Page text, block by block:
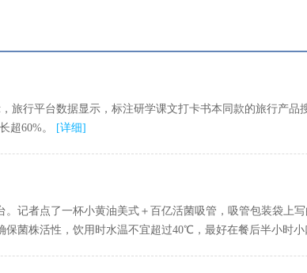
旅行平台数据显示，标注研学课文打卡书本同款的旅行产
超60%。
[详细]
记者点了一杯小黄油美式＋百亿活菌吸管，吸管包装袋上
菌株活性，饮用时水温不宜超过40℃，最好在餐后半小时小